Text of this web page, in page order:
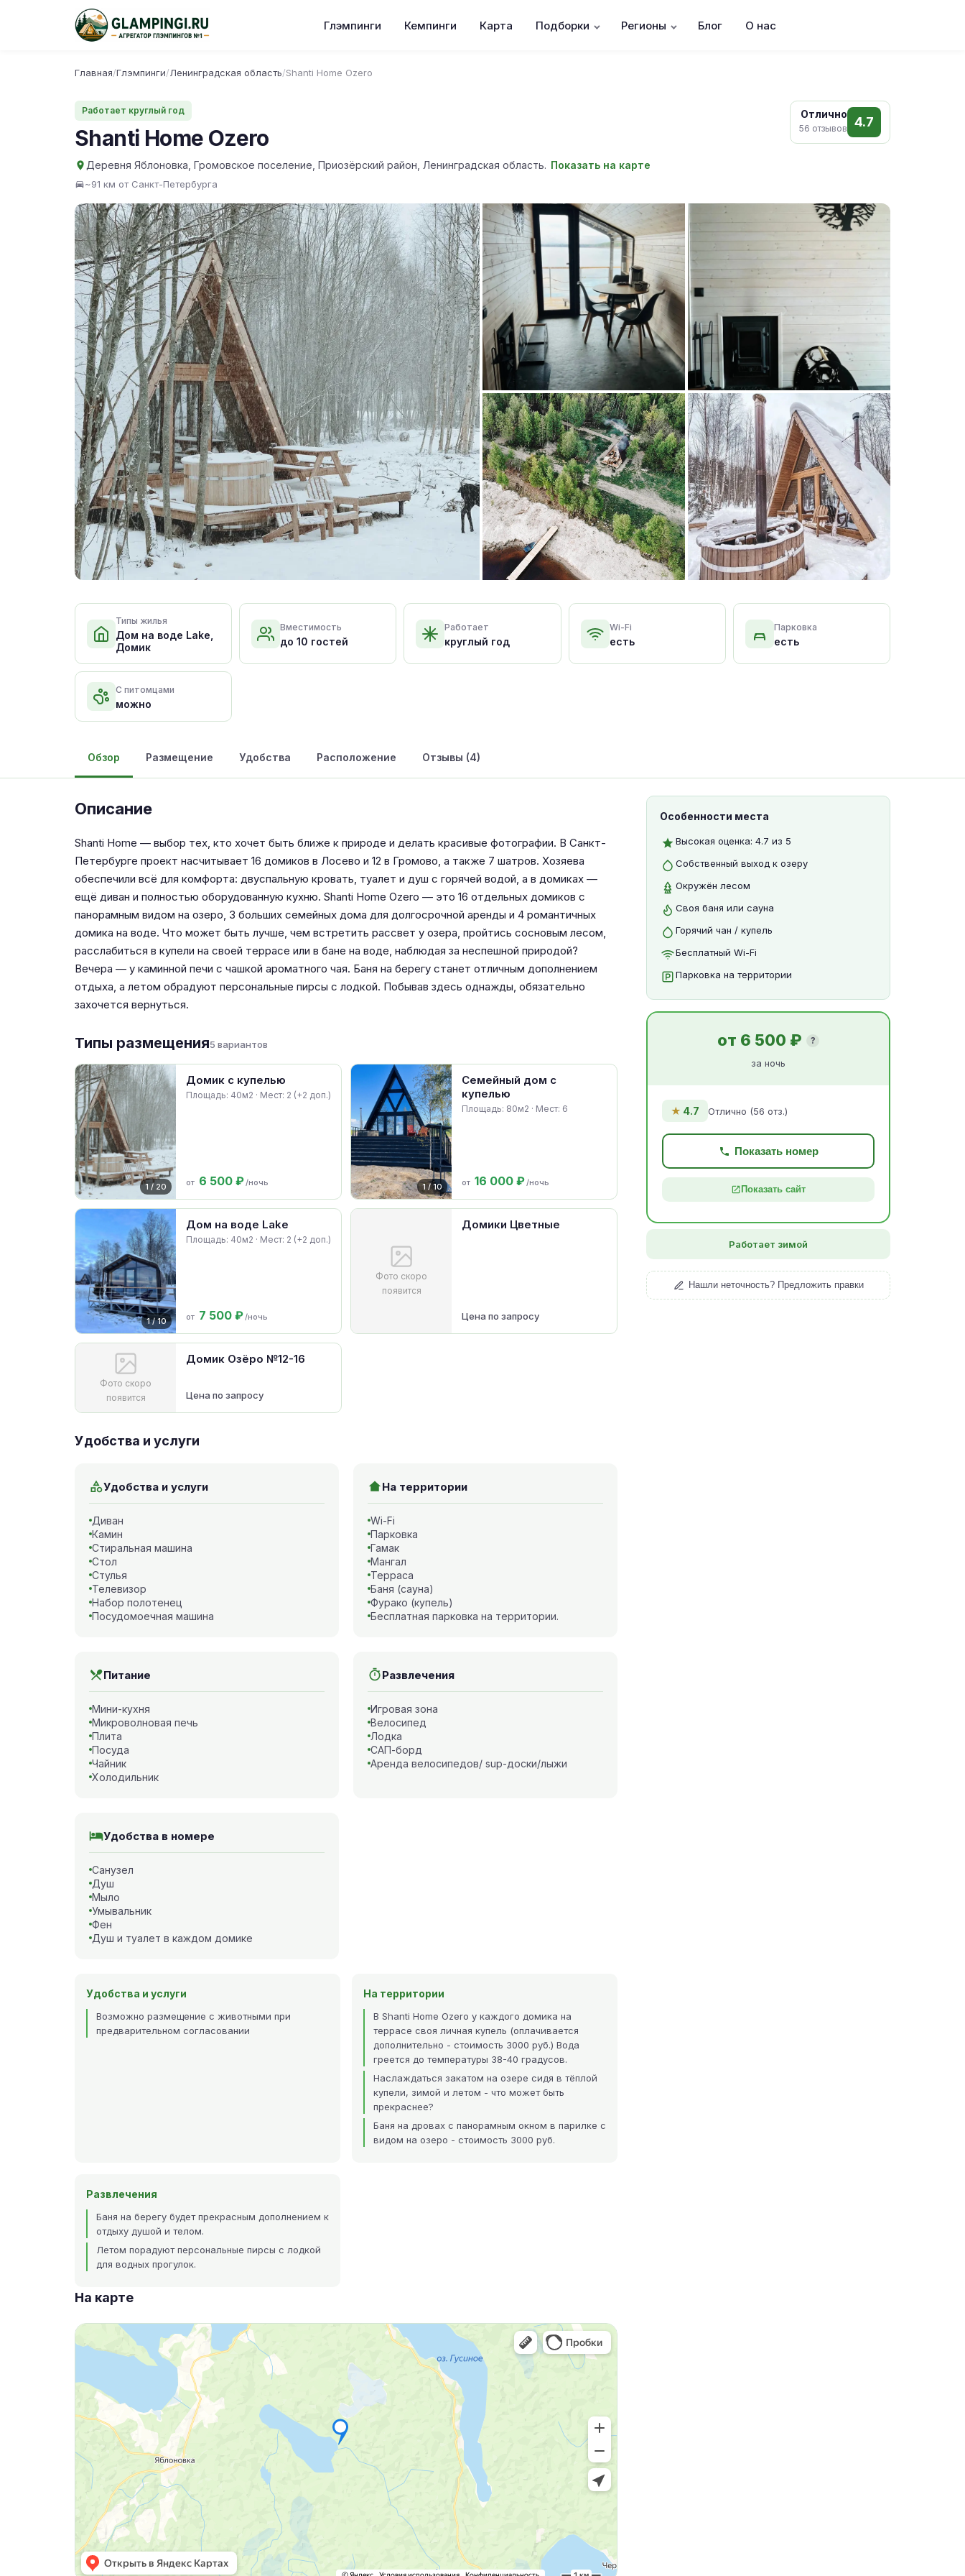
Глэмпинги Кемпинги Карта Подборки Регионы Блог О нас
Главная/Глэмпинги/Ленинградская область/Shanti Home Ozero
Работает круглый год
Shanti Home Ozero
Деревня Яблоновка, Громовское поселение, Приозёрский район, Ленинградская область. Показать на карте
~91 км от Санкт-Петербурга
Отлично
56 отзывов 4.7
Типы жилья
Дом на воде Lake,
Домик
Вместимость
до 10 гостей
Работает
круглый год
Wi-Fi
есть
Парковка
есть
С питомцами
можно
Обзор Размещение Удобства Расположение Отзывы (4)
Описание
Shanti Home — выбор тех, кто хочет быть ближе к природе и делать красивые фотографии. В Санкт-
Петербурге проект насчитывает 16 домиков в Лосево и 12 в Громово, а также 7 шатров. Хозяева
обеспечили всё для комфорта: двуспальную кровать, туалет и душ с горячей водой, а в домиках —
ещё диван и полностью оборудованную кухню. Shanti Home Ozero — это 16 отдельных домиков с
панорамным видом на озеро, 3 больших семейных дома для долгосрочной аренды и 4 романтичных
домика на воде. Что может быть лучше, чем встретить рассвет у озера, пройтись сосновым лесом,
расслабиться в купели на своей террасе или в бане на воде, наблюдая за неспешной природой?
Вечера — у каминной печи с чашкой ароматного чая. Баня на берегу станет отличным дополнением
отдыха, а летом обрадуют персональные пирсы с лодкой. Побывав здесь однажды, обязательно
захочется вернуться.
Типы размещения5 вариантов
1 / 20
Домик с купелью
Площадь: 40м2 · Мест: 2 (+2 доп.)
от 6 500 ₽ /ночь 1 / 10
Семейный дом с
купелью
Площадь: 80м2 · Мест: 6
от 16 000 ₽ /ночь
1 / 10
Дом на воде Lake
Площадь: 40м2 · Мест: 2 (+2 доп.)
от 7 500 ₽/ночь
Фото скоро
появится
Домики Цветные
Цена по запросу
Фото скоро
появится
Домик Озёро №12-16
Цена по запросу
Удобства и услуги
Удобства и услуги
Диван
Камин
Стиральная машина
Стол
Стулья
Телевизор
Набор полотенец
Посудомоечная машина
На территории
Wi-Fi
Парковка
Гамак
Мангал
Терраса
Баня (сауна)
Фурако (купель)
Бесплатная парковка на территории.
Питание
Мини-кухня
Микроволновая печь
Плита
Посуда
Чайник
Холодильник
Развлечения
Игровая зона
Велосипед
Лодка
САП-борд
Аренда велосипедов/ sup-доски/лыжи
Удобства в номере
Санузел
Душ
Мыло
Умывальник
Фен
Душ и туалет в каждом домике
Удобства и услуги
Возможно размещение с животными при
предварительном согласовании
На территории
В Shanti Home Ozero у каждого домика на
террасе своя личная купель (оплачивается
дополнительно - стоимость 3000 руб.) Вода
греется до температуры 38-40 градусов.
Наслаждаться закатом на озере сидя в тёплой
купели, зимой и летом - что может быть
прекраснее?
Баня на дровах с панорамным окном в парилке с
видом на озеро - стоимость 3000 руб.
Развлечения
Баня на берегу будет прекрасным дополнением к
отдыху душой и телом.
Летом порадуют персональные пирсы с лодкой
для водных прогулок.
На карте
Особенности места
Высокая оценка: 4.7 из 5
Собственный выход к озеру
Окружён лесом
Своя баня или сауна
Горячий чан / купель
Бесплатный Wi-Fi
Парковка на территории
от 6 500 ₽ ?
за ночь
★ 4.7 Отлично (56 отз.)
Показать номер
Показать сайт
Работает зимой
Нашли неточность? Предложить правки